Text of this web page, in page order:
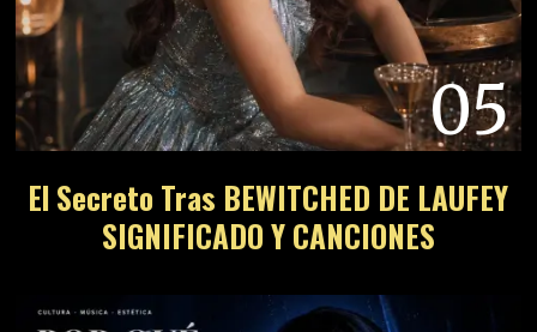
05
El Secreto Tras BEWITCHED DE LAUFEY
SIGNIFICADO Y CANCIONES